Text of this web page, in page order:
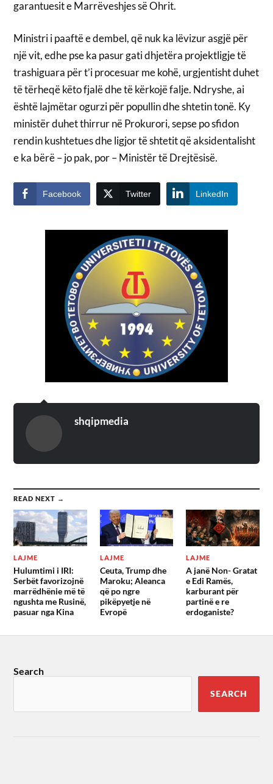
garantuesit e Marrëveshjes së Ohrit.
Ministri i paaftë e dembel, që nuk ka lëvizur asgjë për
një vit, edhe pse ka pasur gati dhjetëra projektligje të
trashiguara për t’i procesuar me kohë, urgjentisht duhet
të tërheqë këto fjalë dhe të kërkojë falje. Ndryshe, ai
është lajmëtar ogurzi për popullin dhe shtetin tonë. Ky
ministër duhet thirrur në Prokurori, sepse po sfidon
rendin kushtetues dhe ligjor të shtetit që aksidentalisht
e ka bërë – jo pak, por – Ministër të Drejtësisë.
Facebook Twitter LinkedIn
shqipmedia
READ NEXT →
LAJME
Hulumtimi i IRI:
Serbët favorizojnë
marrëdhënie më të
ngushta me Rusinë,
pasuar nga Kina
LAJME
Ceuta, Trump dhe
Maroku; Aleanca
që po ngre
pikëpyetje në
Evropë
LAJME
A janë Non- Gratat
e Edi Ramës,
karburant për
partinë e re
erdoganiste?
Search
SEARCH